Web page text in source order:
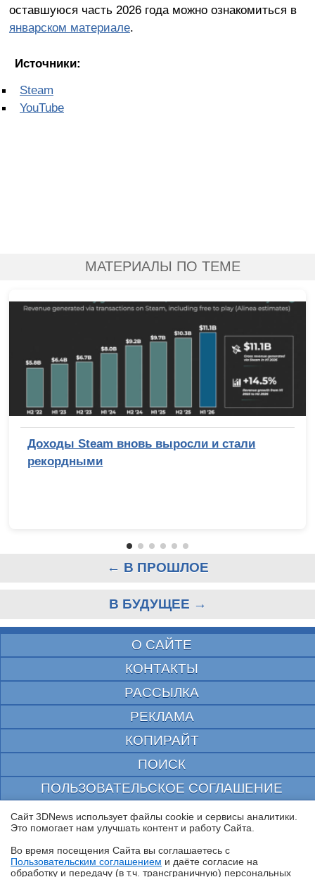
оставшуюся часть 2026 года можно ознакомиться в
январском материале.
Источники:
Steam
YouTube
МАТЕРИАЛЫ ПО ТЕМЕ
Доходы Steam вновь выросли и стали
рекордными
← В ПРОШЛОЕ
В БУДУЩЕЕ →
О САЙТЕ
КОНТАКТЫ
РАССЫЛКА
РЕКЛАМА
КОПИРАЙТ
ПОИСК
ПОЛЬЗОВАТЕЛЬСКОЕ СОГЛАШЕНИЕ
ЗАЩИЩЕНО CURATOR
© 1997—2026 Электронное периодическое издание "3ДНьюс" | Свидетельство о
выдано Федеральной Службой по надзору за соблюдением законодательства в сфере
массовых коммуникаций и охране культурного наследия
Сайт 3DNews использует файлы cookie и сервисы аналитики.
Это помогает нам улучшать контент и работу Cайта.
Во время посещения Cайта вы соглашаетесь с
Пользовательским соглашением и даёте согласие на
обработку и передачу (в т.ч. трансграничную) персональных